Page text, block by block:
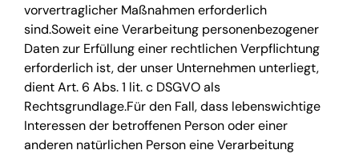
vorvertraglicher Maßnahmen erforderlich
sind.Soweit eine Verarbeitung personenbezogener
Daten zur Erfüllung einer rechtlichen Verpflichtung
erforderlich ist, der unser Unternehmen unterliegt,
dient Art. 6 Abs. 1 lit. c DSGVO als
Rechtsgrundlage.Für den Fall, dass lebenswichtige
Interessen der betroffenen Person oder einer
anderen natürlichen Person eine Verarbeitung